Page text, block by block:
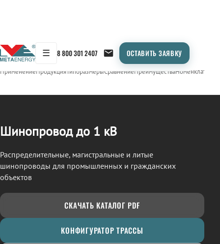
☰ 8 800 301 2407 ОСТАВИТЬ ЗАЯВКУ
← Продукция/ШИНОПРОВОД
ПрименениеПродукцияТипоразмерыСравнениеПреимуществаНоменклатура
Шинопровод до 1 кВ
Распределительные, магистральные и литые
шинопроводы для промышленных и гражданских
объектов
СКАЧАТЬ КАТАЛОГ PDF
КОНФИГУРАТОР ТРАССЫ